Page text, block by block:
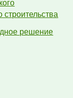
решение